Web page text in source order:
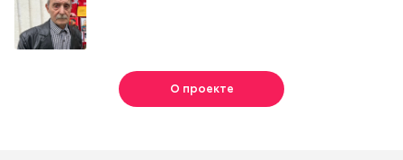
О проекте